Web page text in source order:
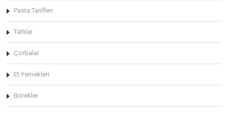
Pasta Tarifleri
Tatlılar
Çorbalar
Et Yemekleri
Börekler